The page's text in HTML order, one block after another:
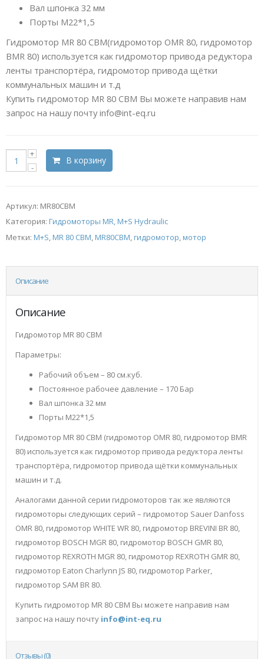
Вал шпонка 32 мм
Порты М22*1,5
Гидромотор MR 80 CBM(гидромотор OMR 80, гидромотор
BMR 80) используется как гидромотор привода редуктора
ленты транспортёра, гидромотор привода щётки
коммунальных машин и т.д
Купить гидромотор MR 80 CBM Вы можете направив нам
запрос на нашу почту info@int-eq.ru
В корзину
Артикул: MR80CBM
Категория: Гидромоторы MR, M+S Hydraulic
Метки: M+S,MR 80 CBM,MR80CBM,гидромотор,мотор
Описание
Описание
Гидромотор MR 80 CBM
Параметры:
Рабочий объем – 80 см.куб.
Постоянное рабочее давление – 170 Бар
Вал шпонка 32 мм
Порты М22*1,5
Гидромотор MR 80 CBM (гидромотор OMR 80, гидромотор BMR
80) используется как гидромотор привода редуктора ленты
транспортёра, гидромотор привода щётки коммунальных
машин и т.д.
Аналогами данной серии гидромоторов так же являются
гидромоторы следующих серий – гидромотор Sauer Danfoss
OMR 80, гидромотор WHITE WR 80, гидромотор BREVINI BR 80,
гидромотор BOSCH MGR 80, гидромотор BOSCH GMR 80,
гидромотор REXROTH MGR 80, гидромотор REXROTH GMR 80,
гидромотор Eaton Charlynn JS 80, гидромотор Parker,
гидромотор SAM BR 80.
Купить гидромотор MR 80 CBM Вы можете направив нам
запрос на нашу почту info@int-eq.ru
Отзывы (0)